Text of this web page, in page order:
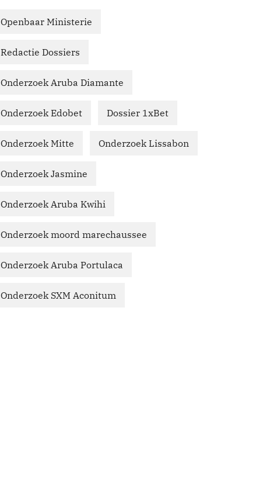
Openbaar Ministerie
Redactie Dossiers
Onderzoek Aruba Diamante
Onderzoek Edobet Dossier 1xBet
Onderzoek Mitte Onderzoek Lissabon
Onderzoek Jasmine
Onderzoek Aruba Kwihi
Onderzoek moord marechaussee
Onderzoek Aruba Portulaca
Onderzoek SXM Aconitum